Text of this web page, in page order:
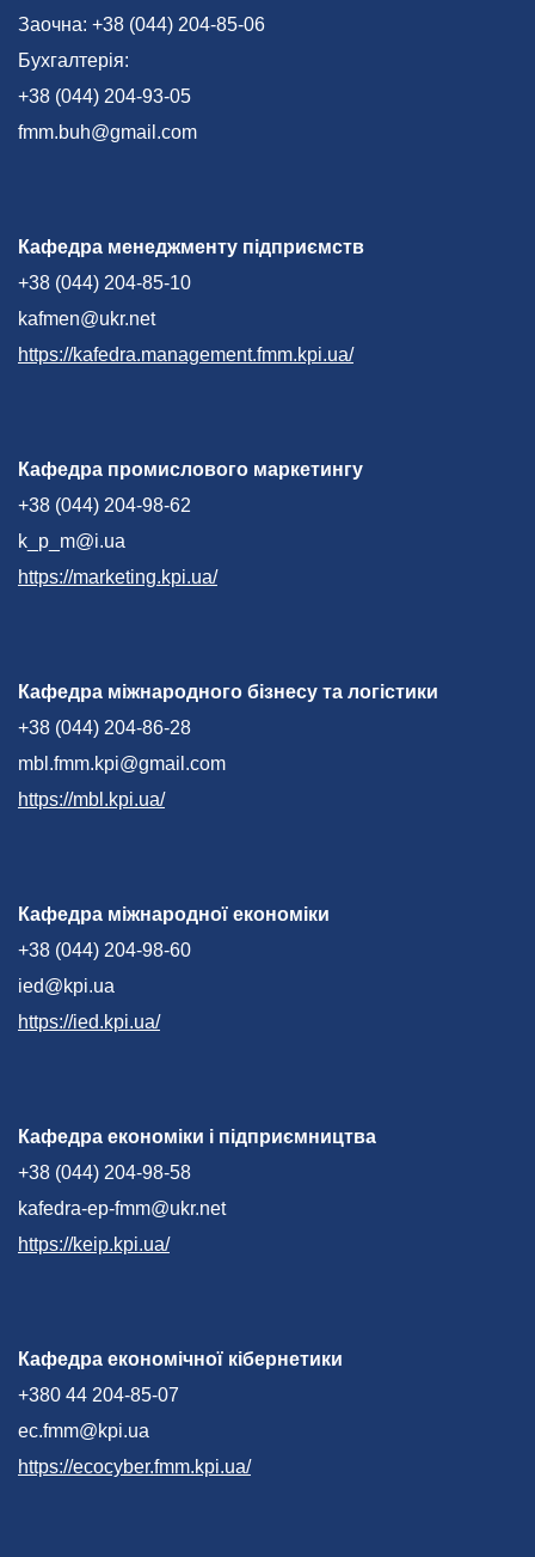
Заочна: +38 (044) 204-85-06
Бухгалтерія:
+38 (044) 204-93-05
fmm.buh@gmail.com
Кафедра менеджменту підприємств
+38 (044) 204-85-10
kafmen@ukr.net
https://kafedra.management.fmm.kpi.ua/
Кафедра промислового маркетингу
+38 (044) 204-98-62
k_p_m@i.ua
https://marketing.kpi.ua/
Кафедра міжнародного бізнесу та логістики
+38 (044) 204-86-28
mbl.fmm.kpi@gmail.com
https://mbl.kpi.ua/
Кафедра міжнародної економіки
+38 (044) 204-98-60
ied@kpi.ua
https://ied.kpi.ua/
Кафедра економіки і підприємництва
+38 (044) 204-98-58
kafedra-ep-fmm@ukr.net
https://keip.kpi.ua/
Кафедра економічної кібернетики
+380 44 204-85-07
ec.fmm@kpi.ua
https://ecocyber.fmm.kpi.ua/